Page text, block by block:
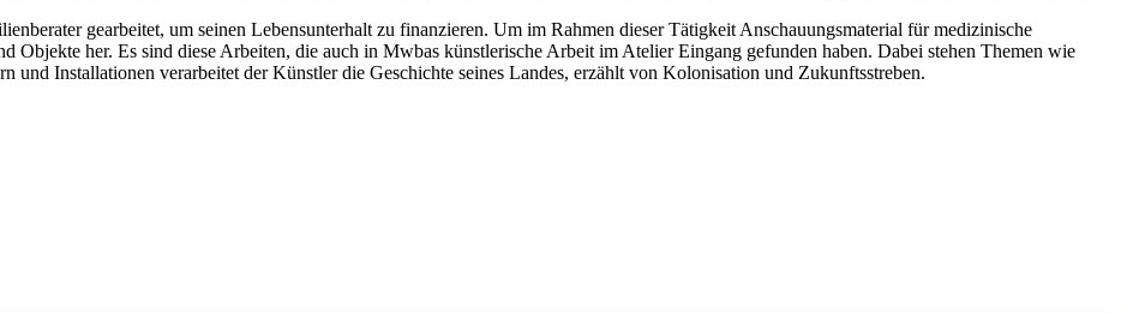
gearbeitet, um seinen Lebensunterhalt zu finanzieren. Um im Rahmen dieser Tätigkeit Anschauungsmaterial für medizinische
Objekte her. Es sind diese Arbeiten, die auch in Mwbas künstlerische Arbeit im Atelier Eingang gefunden haben. Dabei stehen Themen wie
Installationen verarbeitet der Künstler die Geschichte seines Landes, erzählt von Kolonisation und Zukunftsstreben.